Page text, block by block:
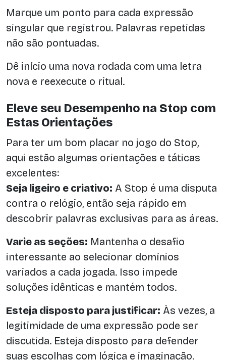
Marque um ponto para cada expressão
singular que registrou. Palavras repetidas
não são pontuadas.
Dê início uma nova rodada com uma letra
nova e reexecute o ritual.
Eleve seu Desempenho na Stop com
Estas Orientações
Para ter um bom placar no jogo do Stop,
aqui estão algumas orientações e táticas
excelentes:
Seja ligeiro e criativo: A Stop é uma disputa
contra o relógio, então seja rápido em
descobrir palavras exclusivas para as áreas.
Varie as seções: Mantenha o desafio
interessante ao selecionar domínios
variados a cada jogada. Isso impede
soluções idênticas e mantém todos.
Esteja disposto para justificar: Às vezes, a
legitimidade de uma expressão pode ser
discutida. Esteja disposto para defender
suas escolhas com lógica e imaginação.